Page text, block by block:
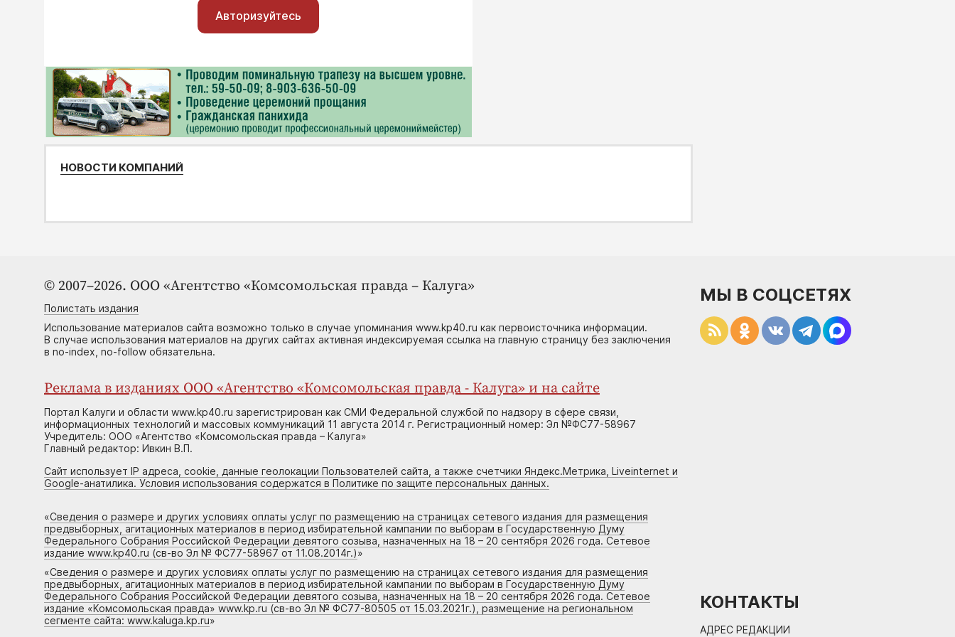
Авторизуйтесь
НОВОСТИ КОМПАНИЙ
© 2007–2026. ООО «Агентство «Комсомольская правда – Калуга»
Полистать издания
Использование материалов сайта возможно только в случае упоминания www.kp40.ru как первоисточника информации.
В случае использования материалов на других сайтах активная индексируемая ссылка на главную страницу без заключения
в no-index, no-follow обязательна.
Реклама в изданиях ООО «Агентство «Комсомольская правда - Калуга» и на сайте
Портал Калуги и области www.kp40.ru зарегистрирован как СМИ Федеральной службой по надзору в сфере связи,
информационных технологий и массовых коммуникаций 11 августа 2014 г. Регистрационный номер: Эл №ФС77-58967
Учредитель: ООО «Агентство «Комсомольская правда – Калуга»
Главный редактор: Ивкин В.П.
Сайт использует IP адреса, cookie, данные геолокации Пользователей сайта, а также счетчики Яндекс.Метрика, Liveinternet и
Google-анатилика. Условия использования содержатся в Политике по защите персональных данных.
«Сведения о размере и других условиях оплаты услуг по размещению на страницах сетевого издания для размещения
предвыборных, агитационных материалов в период избирательной кампании по выборам в Государственную Думу
Федерального Собрания Российской Федерации девятого созыва, назначенных на 18 – 20 сентября 2026 года. Сетевое
издание www.kp40.ru (св-во Эл № ФС77-58967 от 11.08.2014г.)»
«Сведения о размере и других условиях оплаты услуг по размещению на страницах сетевого издания для размещения
предвыборных, агитационных материалов в период избирательной кампании по выборам в Государственную Думу
Федерального Собрания Российской Федерации девятого созыва, назначенных на 18 – 20 сентября 2026 года. Сетевое
издание «Комсомольская правда» www.kp.ru (св-во Эл № ФС77-80505 от 15.03.2021г.), размещение на региональном
сегменте сайта: www.kaluga.kp.ru»
МЫ В СОЦСЕТЯХ
КОНТАКТЫ
АДРЕС РЕДАКЦИИ